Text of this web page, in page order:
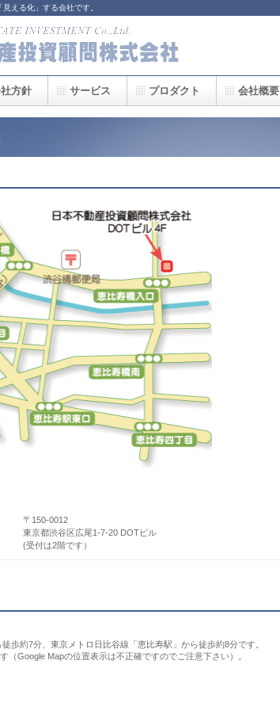
える化」する会社です。
〒150-0012
東京都渋谷区広尾1-7-20 DOTビル
(受付は2階です）
歩約7分、東京メトロ日比谷線「恵比寿駅」から徒歩約8分です。
（Google Mapの位置表示は不正確ですのでご注意下さい）。
方針 サービス プロダクト 会社概要